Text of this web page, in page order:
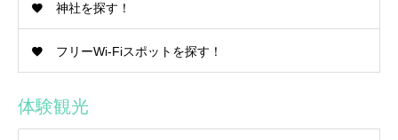
神社を探す！
フリーWi-Fiスポットを探す！
体験観光